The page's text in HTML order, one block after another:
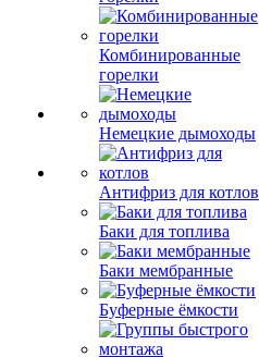
Комбинированные
горелки
Немецкие дымоходы
Антифриз для котлов
Баки для топлива
Баки мембранные
Буферные ёмкости